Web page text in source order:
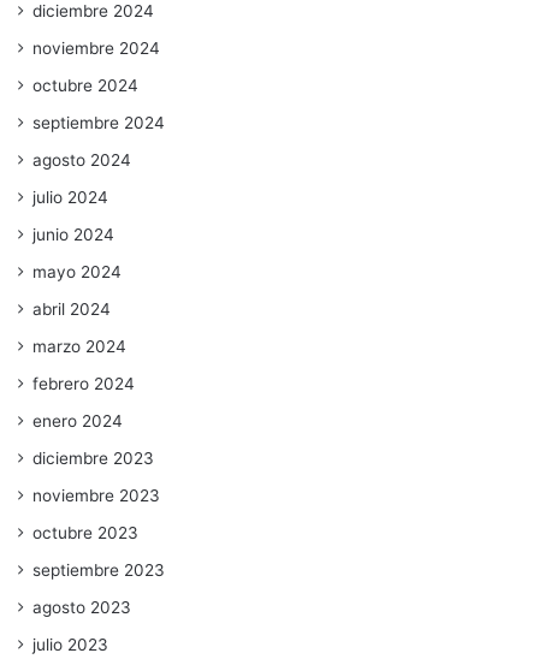
diciembre 2024
noviembre 2024
octubre 2024
septiembre 2024
agosto 2024
julio 2024
junio 2024
mayo 2024
abril 2024
marzo 2024
febrero 2024
enero 2024
diciembre 2023
noviembre 2023
octubre 2023
septiembre 2023
agosto 2023
julio 2023